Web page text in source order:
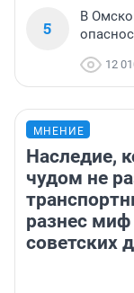
5
В
12
МНЕНИЕ
Наследие,
чудом не
разнес
советских